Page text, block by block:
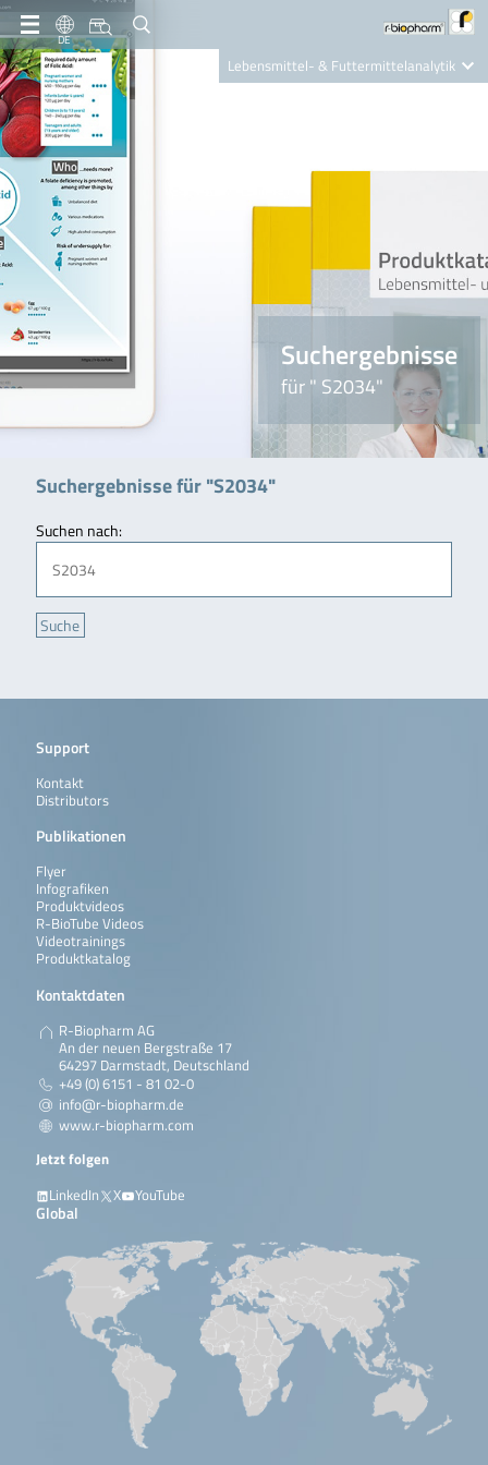
DE
Lebensmittel- & Futtermittelanalytik
Nutrition Care
Suchergebnisse
für " S2034"
Suchergebnisse für "S2034"
Suchen nach:
Support
Kontakt
Distributors
Publikationen
Flyer
Infografiken
Produktvideos
R-BioTube Videos
Videotrainings
Produktkatalog
Kontaktdaten
R-Biopharm AG
An der neuen Bergstraße 17
64297 Darmstadt, Deutschland
+49 (0) 6151 - 81 02-0
info@r-biopharm.de
www.r-biopharm.com
Jetzt folgen
LinkedIn
X YouTube
Global